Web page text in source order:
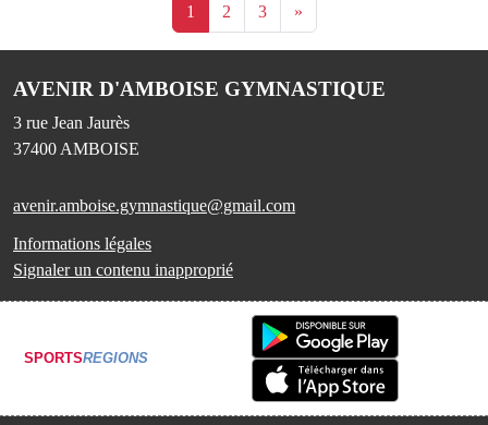
1 2 3 »
AVENIR D'AMBOISE GYMNASTIQUE
3 rue Jean Jaurès
37400 AMBOISE
avenir.amboise.gymnastique@gmail.com
Informations légales
Signaler un contenu inapproprié
SPORTSREGIONS